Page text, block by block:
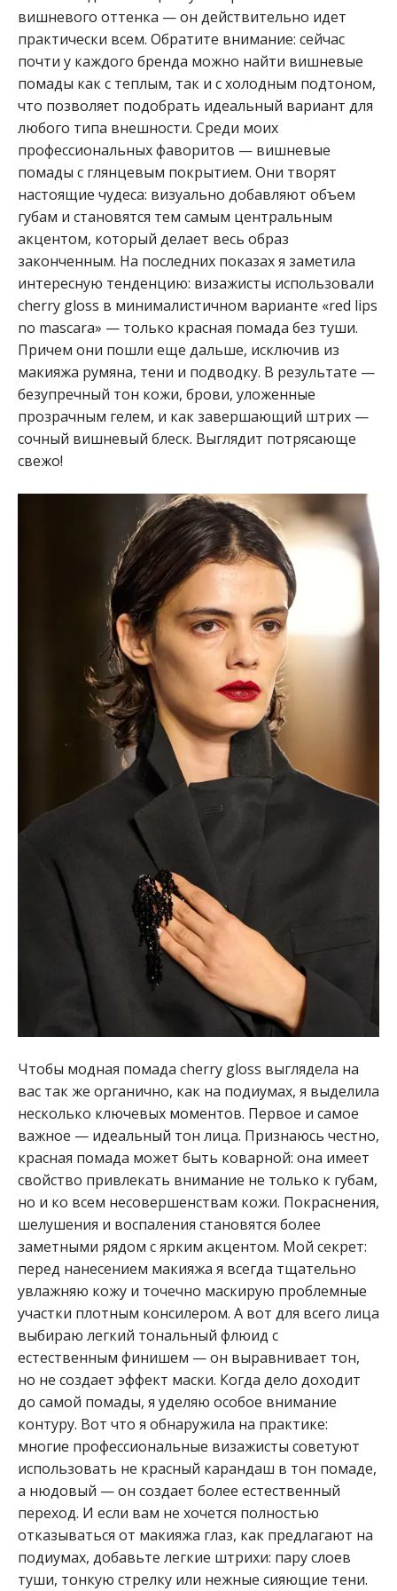
вишневого оттенка — он действительно идет
практически всем. Обратите внимание: сейчас
почти у каждого бренда можно найти вишневые
помады как с теплым, так и с холодным подтоном,
что позволяет подобрать идеальный вариант для
любого типа внешности. Среди моих
профессиональных фаворитов — вишневые
помады с глянцевым покрытием. Они творят
настоящие чудеса: визуально добавляют объем
губам и становятся тем самым центральным
акцентом, который делает весь образ
законченным. На последних показах я заметила
интересную тенденцию: визажисты использовали
cherry gloss в минималистичном варианте «red lips
no mascara» — только красная помада без туши.
Причем они пошли еще дальше, исключив из
макияжа румяна, тени и подводку. В результате —
безупречный тон кожи, брови, уложенные
прозрачным гелем, и как завершающий штрих —
сочный вишневый блеск. Выглядит потрясающе
свежо!
Чтобы модная помада cherry gloss выглядела на
вас так же органично, как на подиумах, я выделила
несколько ключевых моментов. Первое и самое
важное — идеальный тон лица. Признаюсь честно,
красная помада может быть коварной: она имеет
свойство привлекать внимание не только к губам,
но и ко всем несовершенствам кожи. Покраснения,
шелушения и воспаления становятся более
заметными рядом с ярким акцентом. Мой секрет:
перед нанесением макияжа я всегда тщательно
увлажняю кожу и точечно маскирую проблемные
участки плотным консилером. А вот для всего лица
выбираю легкий тональный флюид с
естественным финишем — он выравнивает тон,
но не создает эффект маски. Когда дело доходит
до самой помады, я уделяю особое внимание
контуру. Вот что я обнаружила на практике:
многие профессиональные визажисты советуют
использовать не красный карандаш в тон помаде,
а нюдовый — он создает более естественный
переход. И если вам не хочется полностью
отказываться от макияжа глаз, как предлагают на
подиумах, добавьте легкие штрихи: пару слоев
туши, тонкую стрелку или нежные сияющие тени.